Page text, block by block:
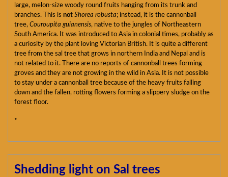
large, melon-size woody round fruits hanging from its trunk and
branches. This is not Shorea robusta; instead, it is the cannonball
tree, Couroupita guianensis, native to the jungles of Northeastern
South America. It was introduced to Asia in colonial times, probably as
a curiosity by the plant loving Victorian British. It is quite a different
tree from the sal tree that grows in northern India and Nepal and is
not related to it. There are no reports of cannonball trees forming
groves and they are not growing in the wild in Asia. It is not possible
to stay under a cannonball tree because of the heavy fruits falling
down and the fallen, rotting flowers forming a slippery sludge on the
forest floor.
*
Shedding light on Sal trees